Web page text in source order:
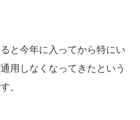
と今年に入ってから特にい
用しなくなってきたという
。